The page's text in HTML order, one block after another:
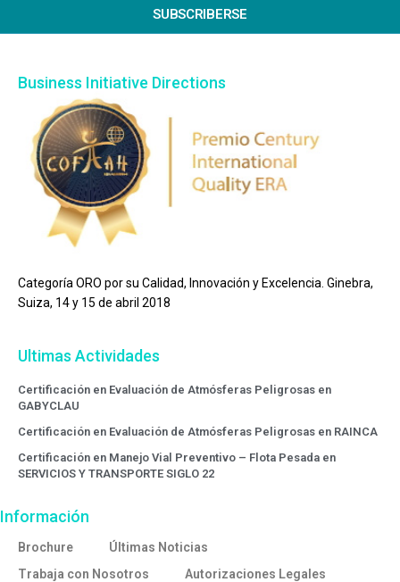
SUBSCRIBERSE
Business Initiative Directions
Categoría ORO por su Calidad, Innovación y Excelencia. Ginebra,
Suiza, 14 y 15 de abril 2018
Ultimas Actividades
Certificación en Evaluación de Atmósferas Peligrosas en
GABYCLAU
Certificación en Evaluación de Atmósferas Peligrosas en RAINCA
Certificación en Manejo Vial Preventivo – Flota Pesada en
SERVICIOS Y TRANSPORTE SIGLO 22
Información
Brochure
Últimas Noticias
Trabaja con Nosotros
Autorizaciones Legales